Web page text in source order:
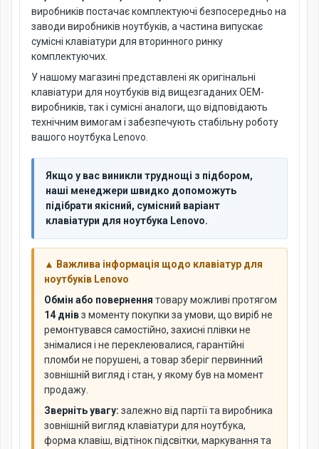
виробників постачає комплектуючі безпосередньо на
заводи виробників ноутбуків, а частина випускає
сумісні клавіатури для вторинного ринку
комплектуючих.
У нашому магазині представлені як оригінальні
клавіатури для ноутбуків від вищезгаданих OEM-
виробників, так і сумісні аналоги, що відповідають
технічним вимогам і забезпечують стабільну роботу
вашого ноутбука Lenovo.
Якщо у вас виникли труднощі з підбором,
наші менеджери швидко допоможуть
підібрати якісний, сумісний варіант
клавіатури для ноутбука Lenovo.
▲ Важлива інформація щодо клавіатур для
ноутбуків Lenovo
Обмін або повернення товару можливі протягом
14 днівз моменту покупки за умови, що виріб не
ремонтувався самостійно, захисні плівки не
знімалися і не переклеювалися, гарантійні
пломби не порушені, а товар зберіг первинний
зовнішній вигляд і стан, у якому був на момент
продажу.
Зверніть увагу: залежно від партії та виробника
зовнішній вигляд клавіатури для ноутбука,
форма клавіш, відтінок підсвітки, маркування та